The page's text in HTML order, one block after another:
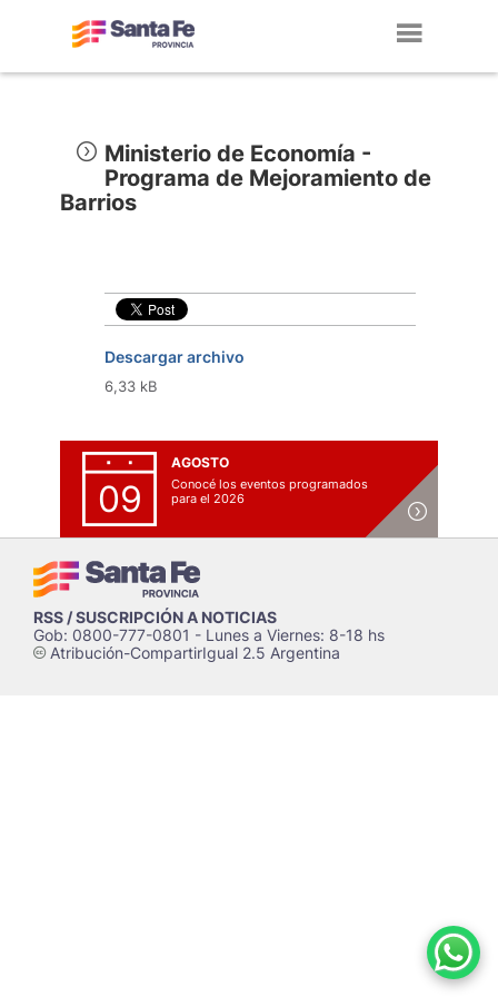
Ministerio de Economía -
Programa de Mejoramiento de
Barrios
Descargar archivo
6,33 kB
09
AGOSTO
Conocé los eventos programados
para el 2026
RSS / SUSCRIPCIÓN A NOTICIAS
Gob: 0800-777-0801 - Lunes a Viernes: 8-18 hs
cAtribución-CompartirIgual 2.5 Argentina